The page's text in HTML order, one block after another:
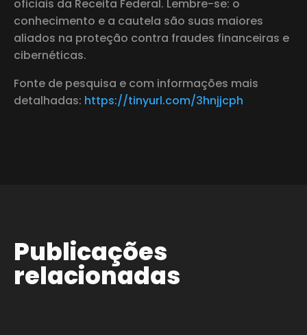
oficiais da Receita Federal. Lembre-se: o
conhecimento e a cautela são suas maiores
aliados na proteção contra fraudes financeiras e
cibernéticas.
Fonte de pesquisa e com informações mais
detalhadas: https://tinyurl.com/3hnjjcph
Publicações
relacionadas